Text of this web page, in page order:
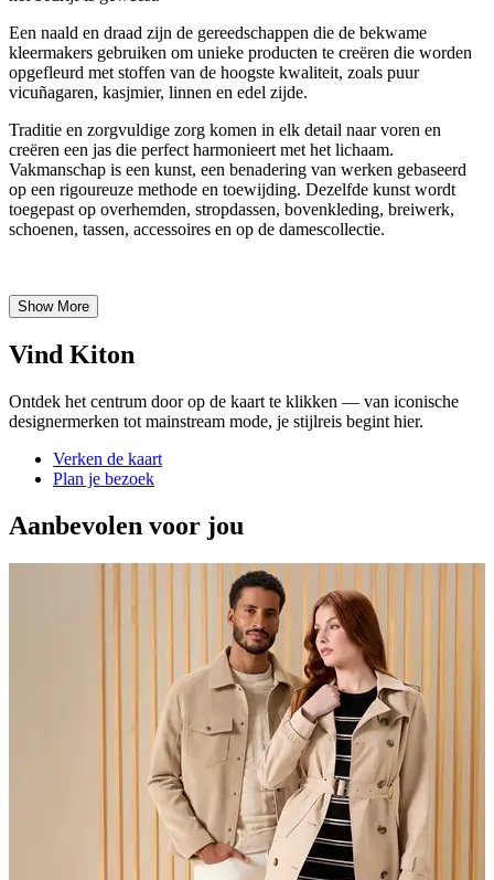
Een naald en draad zijn de gereedschappen die de bekwame
kleermakers gebruiken om unieke producten te creëren die worden
opgefleurd met stoffen van de hoogste kwaliteit, zoals puur
vicuñagaren, kasjmier, linnen en edel zijde.
Traditie en zorgvuldige zorg komen in elk detail naar voren en
creëren een jas die perfect harmonieert met het lichaam.
Vakmanschap is een kunst, een benadering van werken gebaseerd
op een rigoureuze methode en toewijding. Dezelfde kunst wordt
toegepast op overhemden, stropdassen, bovenkleding, breiwerk,
schoenen, tassen, accessoires en op de damescollectie.
Show More
Vind Kiton
Ontdek het centrum door op de kaart te klikken — van iconische
designermerken tot mainstream mode, je stijlreis begint hier.
Verken de kaart
Plan je bezoek
Aanbevolen voor jou